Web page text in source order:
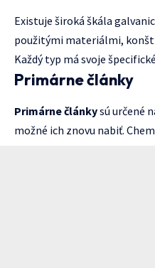
Existuje široká škála
použitými materiálmi,
Každý typ má svoje
Primárne články
Primárne článkysú určené
možné ich znovu nabiť.